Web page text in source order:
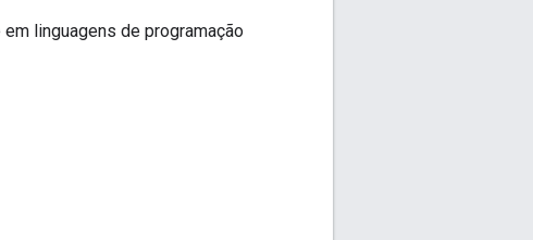
linguagens de programação